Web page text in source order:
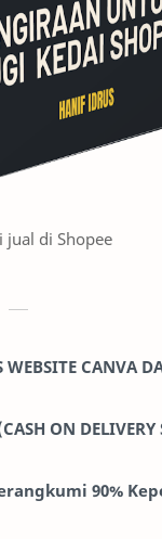
jual di Shopee
WEBSITE CANVA
ON DELIVERY
90%